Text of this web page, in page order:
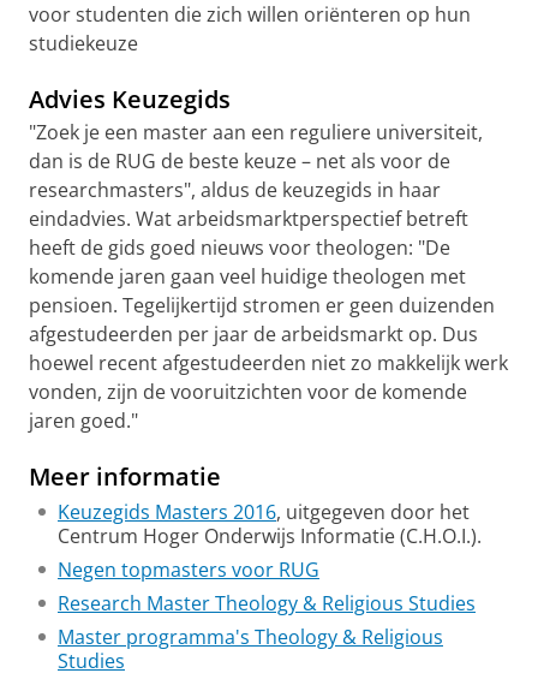
voor studenten die zich willen oriënteren op hun
studiekeuze
Advies Keuzegids
"Zoek je een master aan een reguliere universiteit,
dan is de RUG de beste keuze – net als voor de
researchmasters", aldus de keuzegids in haar
eindadvies. Wat arbeidsmarktperspectief betreft
heeft de gids goed nieuws voor theologen: "De
komende jaren gaan veel huidige theologen met
pensioen. Tegelijkertijd stromen er geen duizenden
afgestudeerden per jaar de arbeidsmarkt op. Dus
hoewel recent afgestudeerden niet zo makkelijk werk
vonden, zijn de vooruitzichten voor de komende
jaren goed."
Meer informatie
Keuzegids Masters 2016, uitgegeven door het
Centrum Hoger Onderwijs Informatie (C.H.O.I.).
Negen topmasters voor RUG
Research Master Theology & Religious Studies
Master programma's Theology & Religious
Studies